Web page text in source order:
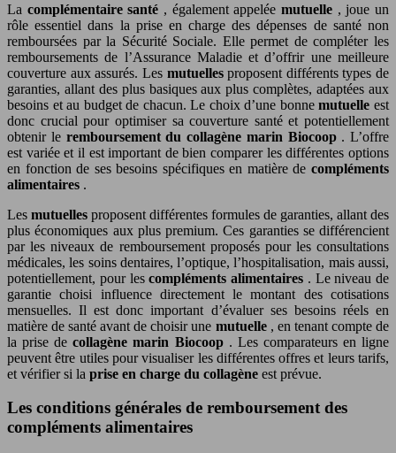
La complémentaire santé , également appeléemutuelle , joue un
rôle essentiel dans la prise en charge des dépenses de santé non
remboursées par la Sécurité Sociale. Elle permet de compléter les
remboursements de l’Assurance Maladie et d’offrir une meilleure
couverture aux assurés. Les mutuellesproposent différents types de
garanties, allant des plus basiques aux plus complètes, adaptées aux
besoins et au budget de chacun. Le choix d’une bonnemutuelleest
donc crucial pour optimiser sa couverture santé et potentiellement
obtenir le remboursement du collagène marin Biocoop . L’offre
est variée et il est important de bien comparer les différentes options
en fonction de ses besoins spécifiques en matière de compléments
alimentaires .
Les mutuelles proposent différentes formules de garanties, allant des
plus économiques aux plus premium. Ces garanties se différencient
par les niveaux de remboursement proposés pour les consultations
médicales, les soins dentaires, l’optique, l’hospitalisation, mais aussi,
potentiellement, pour lescompléments alimentaires . Le niveau de
garantie choisi influence directement le montant des cotisations
mensuelles. Il est donc important d’évaluer ses besoins réels en
matière de santé avant de choisir une mutuelle , en tenant compte de
la prise decollagène marin Biocoop . Les comparateurs en ligne
peuvent être utiles pour visualiser les différentes offres et leurs tarifs,
et vérifier si la prise en charge du collagène est prévue.
Les conditions générales de remboursement des
compléments alimentaires